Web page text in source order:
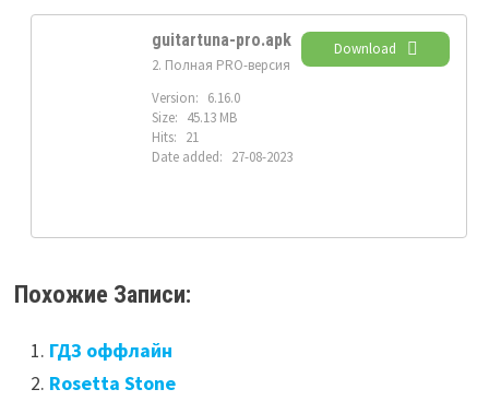
guitartuna-pro.apk
2. Полная PRO-версия
Version: 6.16.0
Size: 45.13 MB
Hits: 21
Date added: 27-08-2023
Download
Похожие Записи:
ГДЗ оффлайн
Rosetta Stone